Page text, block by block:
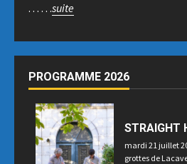
. . . . . .suite
PROGRAMME 2026
STRAIGHT
mardi 21 juillet
grottes de